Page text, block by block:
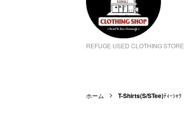
REFUGE USED CLOTHING STORE
ホーム T-Shirts(S/STee)ﾃｨｰｼｬﾂ